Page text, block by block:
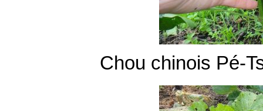
Chou chinois Pé-